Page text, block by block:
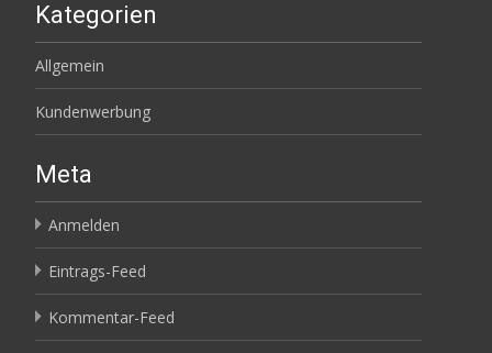
Kategorien
Allgemein
Kundenwerbung
Meta
Anmelden
Eintrags-Feed
Kommentar-Feed